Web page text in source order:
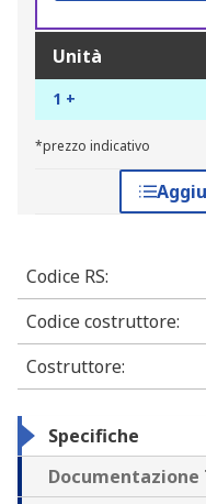
Unità
1 +
*prezzo indicativo
Codice RS:
Codice costruttore:
Costruttore:
Specifiche
Documentazione